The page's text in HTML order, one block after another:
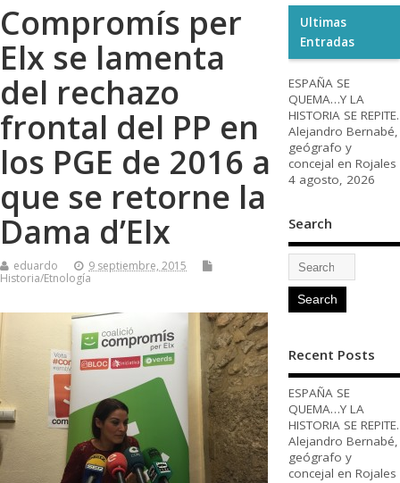
Compromís per
Elx se lamenta
del rechazo
frontal del PP en
los PGE de 2016 a
que se retorne la
Dama d’Elx
eduardo
9 septiembre, 2015
Historia/Etnología
Ultimas
Entradas
ESPAÑA SE
QUEMA…Y LA
HISTORIA SE REPITE.
Alejandro Bernabé,
geógrafo y
concejal en Rojales
4 agosto, 2026
Search
Recent Posts
ESPAÑA SE
QUEMA…Y LA
HISTORIA SE REPITE.
Alejandro Bernabé,
geógrafo y
concejal en Rojales